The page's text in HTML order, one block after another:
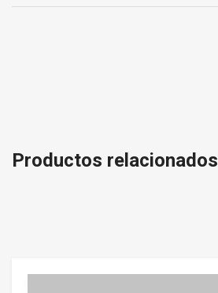
Productos relacionados